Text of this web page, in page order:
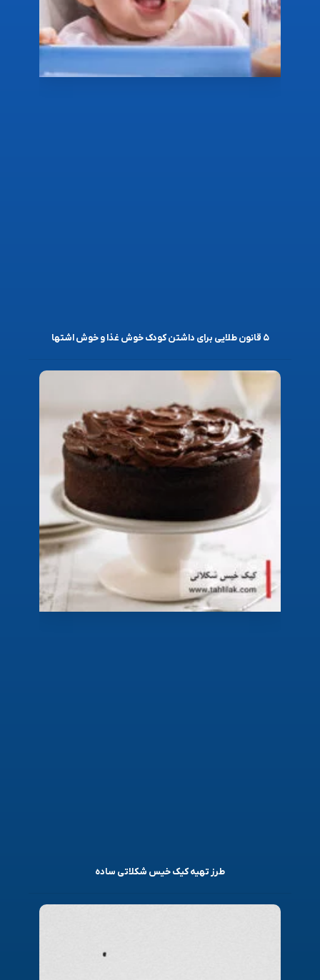
۵ قانون طلایی برای داشتن کودک خوش غذا و خوش اشتها
طرز تهیه کیک خیس شکلاتی ساده